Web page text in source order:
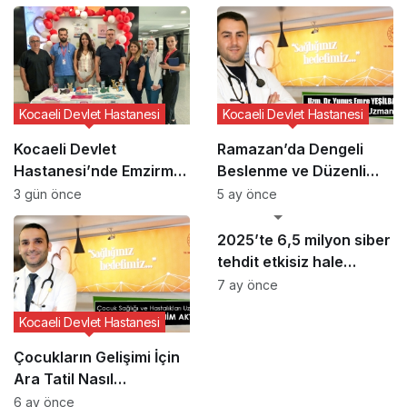
Kocaeli Devlet
Hastanesi’nde Emzirme
Haftası Etkinliği
Kocaeli Devlet Hastanesi
3 gün önce
Ramazan’da Dengeli
Beslenme ve Düzenli
Yaşam Vurgusu
Kocaeli Devlet Hastanesi
5 ay önce
Çocukların Gelişimi İçin
Ara Tatil Nasıl
Planlanmalı?
Kocaeli Devlet Hastanesi
6 ay önce
2025’te 6,5 milyon siber
tehdit etkisiz hale
getirildi
GÜNCEL HABERLER
7 ay önce